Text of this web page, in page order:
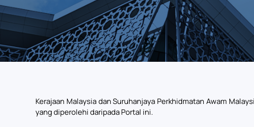
Kerajaan Malaysia dan Suruhanjaya Perkhidmatan Awam
yang diperolehi daripada Portal ini.